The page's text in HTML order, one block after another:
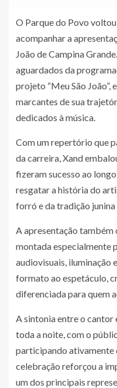
O Parque do Povo
acompanhar a
João de Campina
aguardados da
projeto “Meu São João”,
marcantes de sua
dedicados à música.
Com um repertório que
da carreira, Xand
fizeram sucesso ao
resgatar a história do
forró e da tradição junina
A apresentação também
montada especialmente
audiovisuais, iluminação
formato ao espetáculo,
diferenciada para quem
A sintonia entre o cantor
toda a noite, com o
participando ativamente
celebração reforçou a
um dos principais